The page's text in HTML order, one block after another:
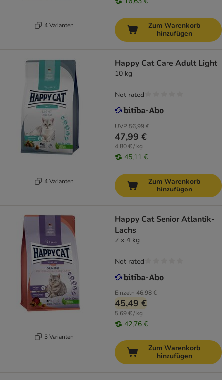
4 Varianten
Zum Warenkorb
hinzufügen
4 Varianten
Happy Cat Care Adult Light
10 kg
UVP 56,99 €
47,99 €
4,80 € / kg
45,11 €
Not rated
Zum Warenkorb
hinzufügen
3 Varianten
Happy Cat Senior Atlantik-
Lachs
2 x 4 kg
Einzeln 46,98 €
45,49 €
5,69 € / kg
42,76 €
Not rated
Zum Warenkorb
hinzufügen